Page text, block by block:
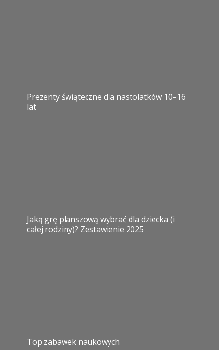
Prezenty świąteczne dla nastolatków 10–16
lat
Jaką grę planszową wybrać dla dziecka (i
całej rodziny)? Zestawienie 2025
Top zabawek naukowych